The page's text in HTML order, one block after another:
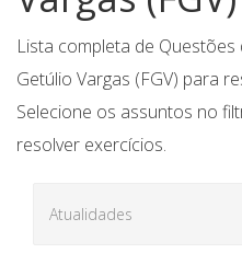
Lista completa de
Getúlio Vargas (FGV) para
Selecione os assuntos no
resolver exercícios.